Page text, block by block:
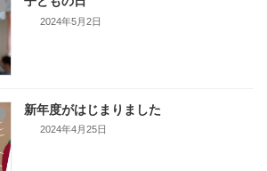
2024年5月2日
新年度がはじまりました
2024年4月25日